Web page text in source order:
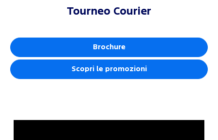
Tourneo Courier
Brochure
Scopri le promozioni